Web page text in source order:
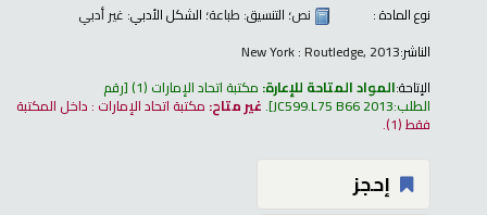
نوع المادة :
نص؛ التنسيق: طباعة؛ الشكل الأدبي: غير أدبي
الناشر:New York : Routledge, 2013
الإتاحة:المواد المتاحة للإعارة: مكتبة اتحاد الإمارات (1) رقم
الطلب:JC599.L75 B66 2013
.غير متاح: مكتبة اتحاد الإمارات : داخل المكتبة
فقط(1).
إحجز